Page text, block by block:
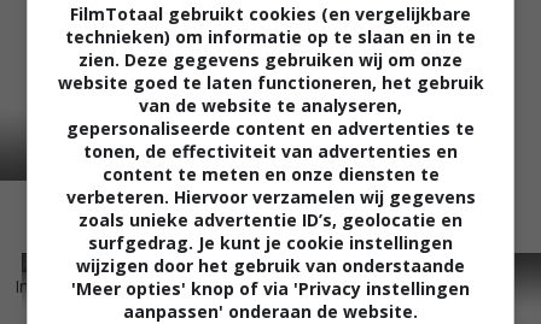
,8
Inherit the Wind (1960) 6,1
On the Beach (1959)
FilmTotaal gebruikt cookies (en vergelijkbare
technieken) om informatie op te slaan en in te
zien. Deze gegevens gebruiken wij om onze
website goed te laten functioneren, het gebruik
van de website te analyseren,
gepersonaliseerde content en advertenties te
tonen, de effectiviteit van advertenties en
content te meten en onze diensten te
verbeteren. Hiervoor verzamelen wij gegevens
zoals unieke advertentie ID’s, geolocatie en
surfgedrag. Je kunt je cookie instellingen
wijzigen door het gebruik van onderstaande
'Meer opties' knop of via 'Privacy instellingen
aanpassen' onderaan de website.